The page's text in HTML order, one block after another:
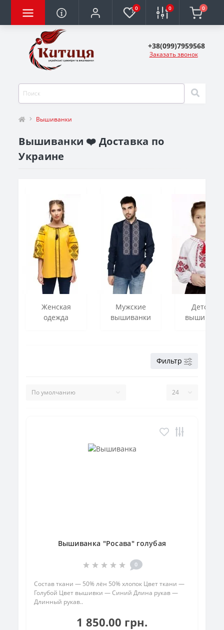
0 0 0
+38(099)7959568
Заказать звонок
Вышиванки
Вышиванки ❤️ Доставка по
Украине
Женская
одежда
Мужские
вышиванки
Детские
Фильтр
Вышиванка "Росава" голубая
0
Состав ткани — 50% лён 50% хлопок Цвет ткани —
Голубой Цвет вышивки — Синий Длина рукав —
Длинный рукав..
1 850.00 грн.